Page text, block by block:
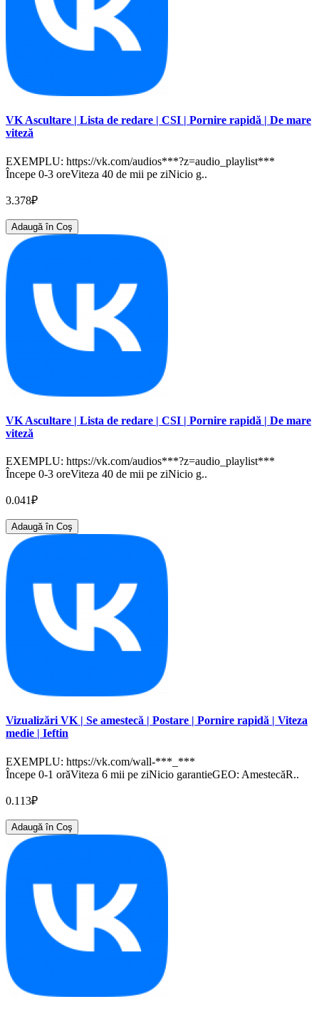
VK Ascultare | Lista de redare | CSI | Pornire rapidă | De mare
viteză
EXEMPLU: https://vk.com/audios***?z=audio_playlist***
Începe 0-3 oreViteza 40 de mii pe ziNicio g..
3.378₽
Adaugă în Coş
VK Ascultare | Lista de redare | CSI | Pornire rapidă | De mare
viteză
EXEMPLU: https://vk.com/audios***?z=audio_playlist***
Începe 0-3 oreViteza 40 de mii pe ziNicio g..
0.041₽
Adaugă în Coş
Vizualizări VK | Se amestecă | Postare | Pornire rapidă | Viteza
medie | Ieftin
EXEMPLU: https://vk.com/wall-***_***
Începe 0-1 orăViteza 6 mii pe ziNicio garantieGEO: AmestecăR..
0.113₽
Adaugă în Coş